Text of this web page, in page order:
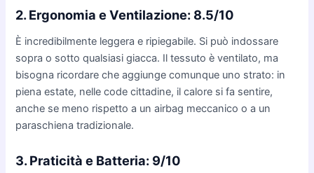
2. Ergonomia e Ventilazione: 8.5/10
È incredibilmente leggera e ripiegabile. Si può indossare
sopra o sotto qualsiasi giacca. Il tessuto è ventilato, ma
bisogna ricordare che aggiunge comunque uno strato: in
piena estate, nelle code cittadine, il calore si fa sentire,
anche se meno rispetto a un airbag meccanico o a un
paraschiena tradizionale.
3. Praticità e Batteria: 9/10